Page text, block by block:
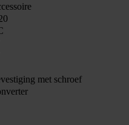
met schroef